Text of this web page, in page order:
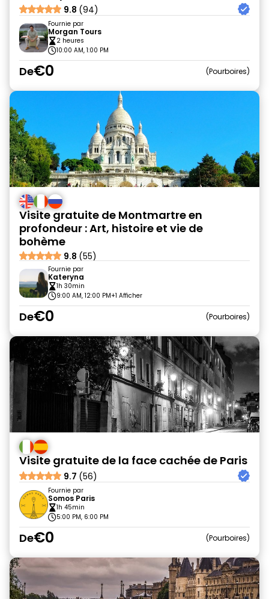
9.8 (94)
Fournie par
Morgan Tours
2 heures
10:00 AM, 1:00 PM
De€0 Pourboires
Visite gratuite de Montmartre en
profondeur : Art, histoire et vie de
bohème
9.8 (55)
Fournie par
Kateryna
1h 30min
9:00 AM, 12:00 PM+1 Afficher
De€0 Pourboires
Visite gratuite de la face cachée de Paris
9.7 (56)
Fournie par
Somos Paris
1h 45min
5:00 PM, 6:00 PM
De€0 Pourboires